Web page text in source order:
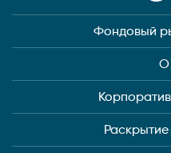
Фондовый
О